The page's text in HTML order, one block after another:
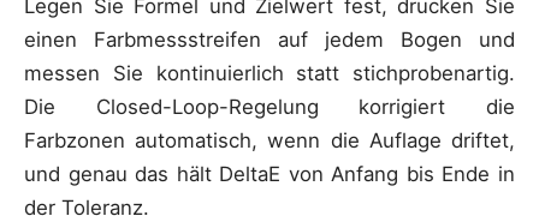
Legen Sie Formel und Zielwert fest, drucken Sie
einen Farbmessstreifen auf jedem Bogen und
messen Sie kontinuierlich statt stichprobenartig.
Die Closed-Loop-Regelung korrigiert die
Farbzonen automatisch, wenn die Auflage driftet,
und genau das hält DeltaE von Anfang bis Ende in
der Toleranz.